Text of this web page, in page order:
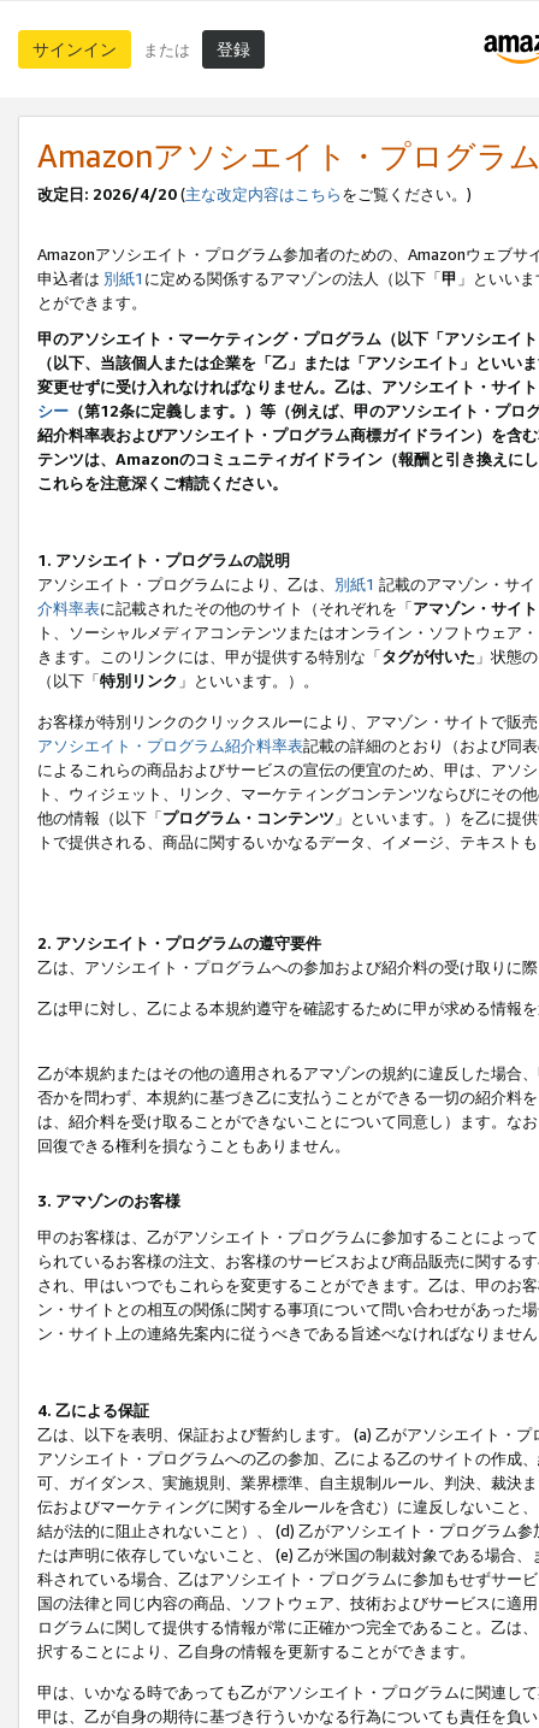
サインイン または 登録
Amazonアソシエイト・プログラ
改定日: 2026/4/20(主な改定内容はこちらをご覧ください。)
Amazonアソシエイト・プログラム参加者のための、Amazonウェブサ
申込者は 別紙1 に定める関係するアマゾンの法人（以下「甲 」といい
とができます。
甲のアソシエイト・マーケティング・プログラム（以下「アソシエイ
（以下、当該個人または企業を「乙」または「アソシエイト」とい
変更せずに受け入れなければなりません。乙は、アソシエイト・サイ
シー （第12条に定義します。）等（例えば、甲のアソシエイト・プ
紹介料率表およびアソシエイト・プログラム商標ガイドライン）を
テンツは、Amazonのコミュニティガイドライン（報酬と引き換えに
これらを注意深くご精読ください。
1. アソシエイト・プログラムの説明
アソシエイト・プログラムにより、乙は、 別紙1 記載のアマゾン・サ
介料率表に記載されたその他のサイト（それぞれを「アマゾン・サイト
ト、ソーシャルメディアコンテンツまたはオンライン・ソフトウェア
きます。このリンクには、甲が提供する特別な「タグが付いた 」状態
（以下「特別リンク 」といいます。）。
お客様が特別リンクのクリックスルーにより、アマゾン・サイトで販
アソシエイト・プログラム紹介料率表記載の詳細のとおり（および同
によるこれらの商品およびサービスの宣伝の便宜のため、甲は、アソ
ト、ウィジェット、リンク、マーケティングコンテンツならびにその
他の情報（以下「プログラム・コンテンツ 」といいます。）を乙に提
トで提供される、商品に関するいかなるデータ、イメージ、テキス
2. アソシエイト・プログラムの遵守要件
乙は、アソシエイト・プログラムへの参加および紹介料の受け取りに
乙は甲に対し、乙による本規約遵守を確認するために甲が求める情報
乙が本規約またはその他の適用されるアマゾンの規約に違反した場合
否かを問わず、本規約に基づき乙に支払うことができる一切の紹介料
は、紹介料を受け取ることができないことについて同意し）ます。な
回復できる権利を損なうこともありません。
3. アマゾンのお客様
甲のお客様は、乙がアソシエイト・プログラムに参加することによっ
られているお客様の注文、お客様のサービスおよび商品販売に関する
され、甲はいつでもこれらを変更することができます。乙は、甲のお
ン・サイトとの相互の関係に関する事項について問い合わせがあった
ン・サイト上の連絡先案内に従うべきである旨述べなければなりませ
4. 乙による保証
乙は、以下を表明、保証および誓約します。 (a) 乙がアソシエイト・
アソシエイト・プログラムへの乙の参加、乙による乙のサイトの作成
可、ガイダンス、実施規則、業界標準、自主規制ルール、判決、裁決
伝およびマーケティングに関する全ルールを含む）に違反しないこと
結が法的に阻止されないこと）、 (d) 乙がアソシエイト・プログラム
たは声明に依存していないこと、 (e) 乙が米国の制裁対象である場合
科されている場合、乙はアソシエイト・プログラムに参加もせずサー
国の法律と同じ内容の商品、ソフトウェア、技術およびサービスに適
ログラムに関して提供する情報が常に正確かつ完全であること。乙は
択することにより、乙自身の情報を更新することができます。
甲は、いかなる時であっても乙がアソシエイト・プログラムに関連し
甲は、乙が自身の期待に基づき行ういかなる行為についても責任を負